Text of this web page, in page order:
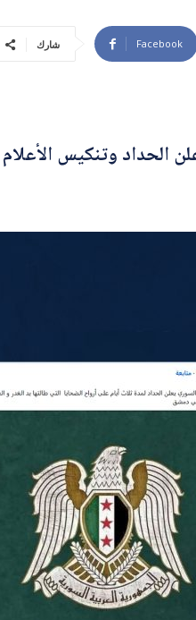
شارك Facebook
الحداد وتنكيس الأعلام